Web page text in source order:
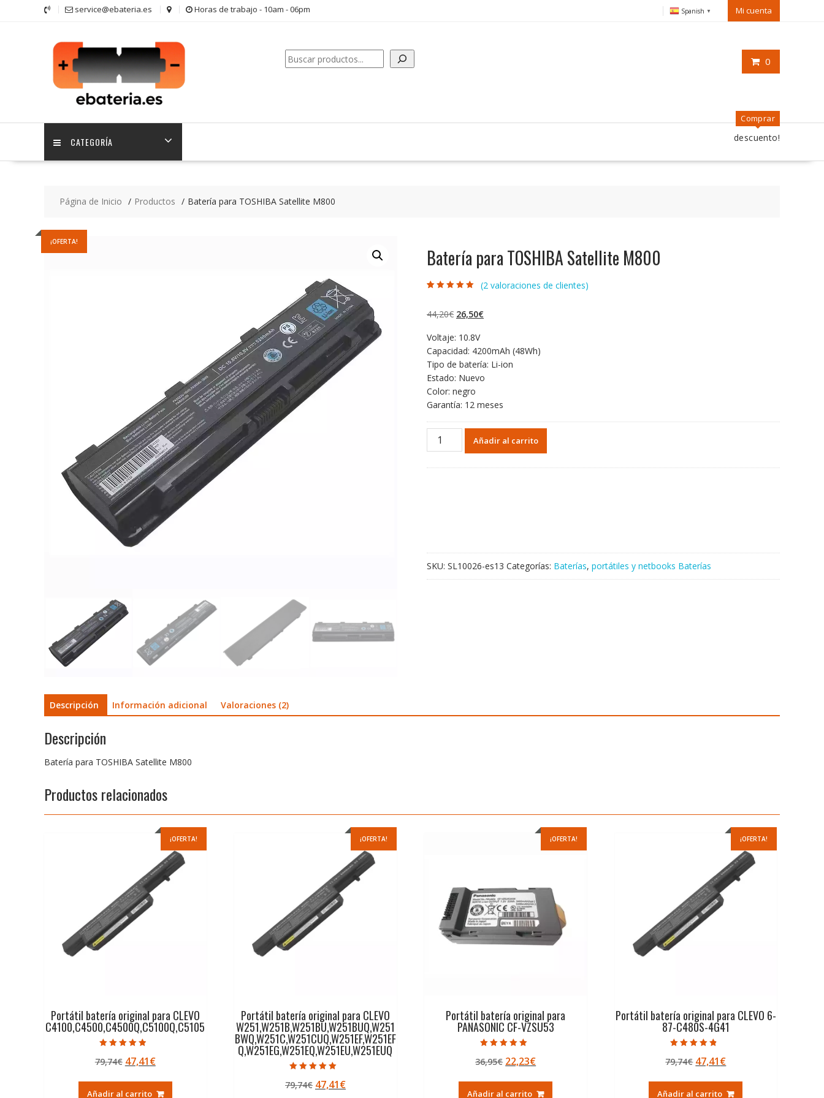
service@ebateria.es Horas de trabajo - 10am - 06pm Spanish ▼ Mi cuenta
0
Buscar
CATEGORÍA
Comprar
descuento!
Página de Inicio Productos Batería para TOSHIBA Satellite M800
¡OFERTA!
Batería para TOSHIBA Satellite M800
base a
valoraciones de
(2 valoraciones de clientes)
44,20€ El
original
era:
44,20€.
26,50€El
es:
26,50€.
Voltaje: 10.8V
Capacidad: 4200mAh (48Wh)
Tipo de batería: Li-ion
Estado: Nuevo
Color: negro
Garantía: 12 meses
Batería
Añadir al carrito
SKU: SL10026-es13 Categorías: Baterías, portátiles y netbooks Baterías
Descripción Información adicional Valoraciones (2)
Descripción
Batería para TOSHIBA Satellite M800
Productos relacionados
¡OFERTA!
Portátil batería original para CLEVO
C4100,C4500,C4500Q,C5100Q,C5105
4.50
de 5
79,74€ El
original
47,41€El
actual
Añadir al carrito
¡OFERTA!
Portátil batería original para CLEVO
W251,W251B,W251BU,W251BUQ,W251
BWQ,W251C,W251CUQ,W251EF,W251EF
Q,W251EG,W251EQ,W251EU,W251EUQ
5.00
de 5
79,74€ El
47,41€El
¡OFERTA!
Portátil batería original para
PANASONIC CF-VZSU53
5.00
de 5
36,95€ El
original
22,23€El
actual
Añadir al carrito
¡OFERTA!
Portátil batería original para CLEVO 6-
87-C480S-4G41
4.50
de 5
79,74€ El
original
47,41€El
actual
Añadir al carrito